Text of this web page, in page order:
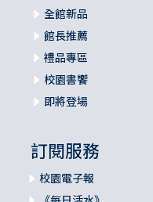
全館新品
館長推薦
禮品專區
校園書饗
即將登場
訂閱服務
校園電子報